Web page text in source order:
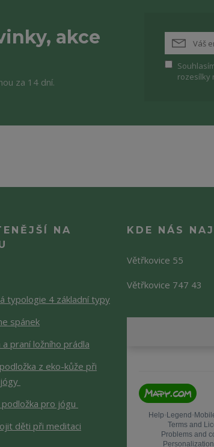
akce
za 14 dní.
rozesílky
NA
typologie 4 základní typy
spánek
a praní ložního prádla
z eko-kůže při
podložka pro jógu
děti při meditaci
KDE NÁS
Větřkovice 55
Větřkovice 747 43